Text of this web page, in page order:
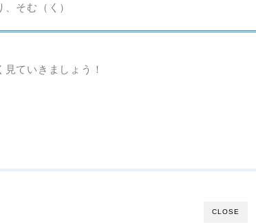
そむ（く）
ていきましょう！
CLOSE